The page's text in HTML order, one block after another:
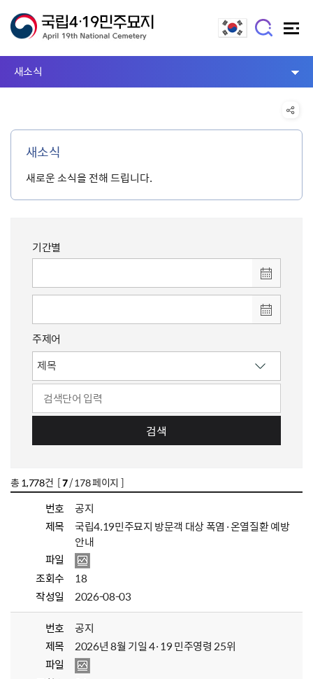
새소식
새소식
새로운 소식을 전해 드립니다.
기간별
주제어
검색
총 1,778건 [7/ 178 페이지 ]
번호
공지
제목
국립4.19민주묘지 방문객 대상 폭염·온열질환 예방
안내
파일
조회수
18
작성일
2026-08-03
번호
공지
제목
2026년 8월 기일 4·19 민주영령 25위
파일